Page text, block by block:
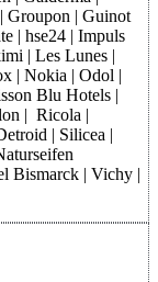
Groupon | Guinot
| hse24 | Impuls
| Les Lunes |
| Nokia | Odol |
Blu Hotels |
| Ricola |
| Silicea |
Bismarck | Vichy |